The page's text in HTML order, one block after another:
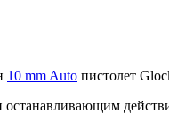
10 mm Auto пистолет